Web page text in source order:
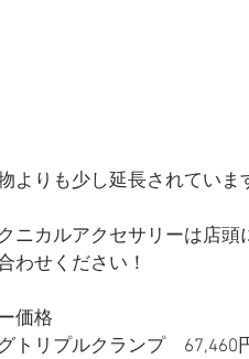
よりも少し延長されていま
ニカルアクセサリーは店
わせください！
価格
トリプルクランプ　67,460